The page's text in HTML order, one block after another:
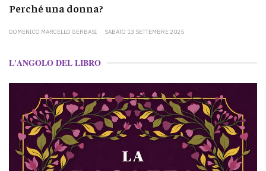
Perché una donna?
DOMENICO MARCELLO GERBASI SABATO 13 SETTEMBRE 2025
L'ANGOLO DEL LIBRO